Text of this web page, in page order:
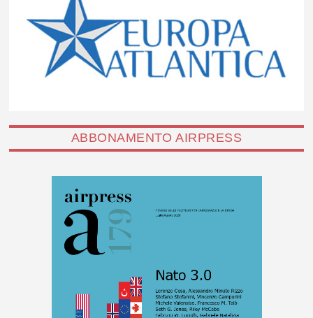
ABBONAMENTO AIRPRESS